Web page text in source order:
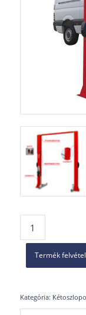
Termék
Kategória: